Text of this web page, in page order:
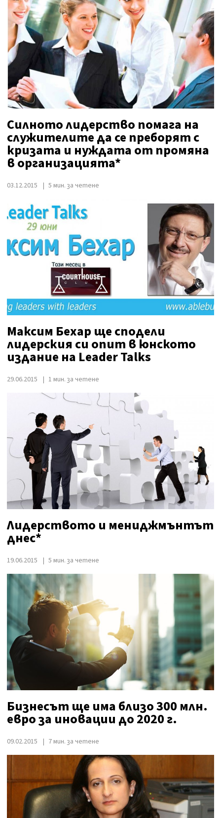
Силното лидерство помага на
служителите да се преборят с
кризата и нуждата от промяна
в организацията*
03.12.2015 5 мин. за четене
Максим Бехар ще сподели
лидерския си опит в юнското
издание на Leader Talks
29.06.2015 1 мин. за четене
Лидерството и мениджмънтът
днес*
19.06.2015 5 мин. за четене
Бизнесът ще има близо 300 млн.
евро за иновации до 2020 г.
09.02.2015 7 мин. за четене